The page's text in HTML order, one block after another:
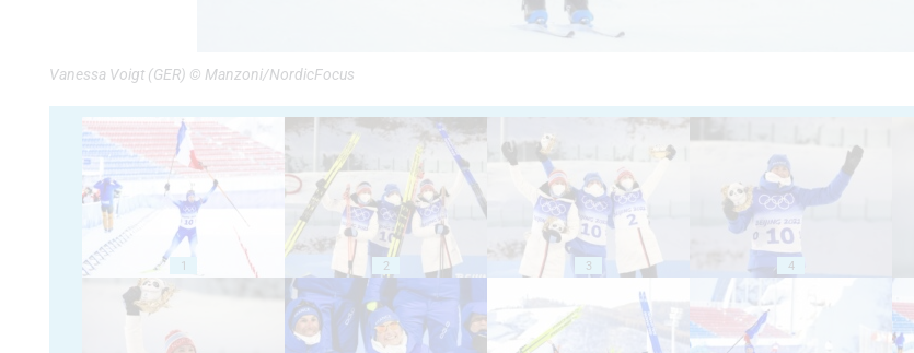
Vanessa Voigt (GER) © Manzoni/NordicFocus
1 2 3 4